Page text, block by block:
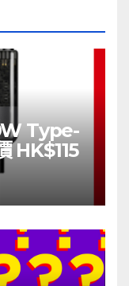
Type-
HK$115